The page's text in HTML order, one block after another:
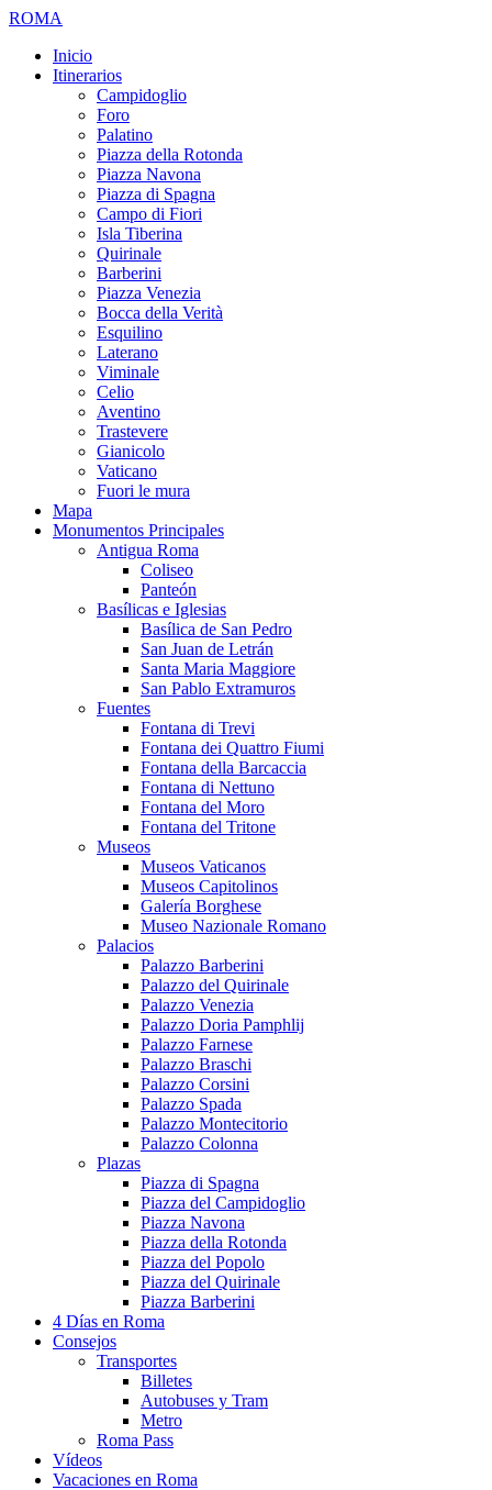
ROMA
Inicio
Itinerarios
Campidoglio
Foro
Palatino
Piazza della Rotonda
Piazza Navona
Piazza di Spagna
Campo di Fiori
Isla Tiberina
Quirinale
Barberini
Piazza Venezia
Bocca della Verità
Esquilino
Laterano
Viminale
Celio
Aventino
Trastevere
Gianicolo
Vaticano
Fuori le mura
Mapa
Monumentos Principales
Antigua Roma
Coliseo
Panteón
Basílicas e Iglesias
Basílica de San Pedro
San Juan de Letrán
Santa Maria Maggiore
San Pablo Extramuros
Fuentes
Fontana di Trevi
Fontana dei Quattro Fiumi
Fontana della Barcaccia
Fontana di Nettuno
Fontana del Moro
Fontana del Tritone
Museos
Museos Vaticanos
Museos Capitolinos
Galería Borghese
Museo Nazionale Romano
Palacios
Palazzo Barberini
Palazzo del Quirinale
Palazzo Venezia
Palazzo Doria Pamphlij
Palazzo Farnese
Palazzo Braschi
Palazzo Corsini
Palazzo Spada
Palazzo Montecitorio
Palazzo Colonna
Plazas
Piazza di Spagna
Piazza del Campidoglio
Piazza Navona
Piazza della Rotonda
Piazza del Popolo
Piazza del Quirinale
Piazza Barberini
4 Días en Roma
Consejos
Transportes
Billetes
Autobuses y Tram
Metro
Roma Pass
Vídeos
Vacaciones en Roma